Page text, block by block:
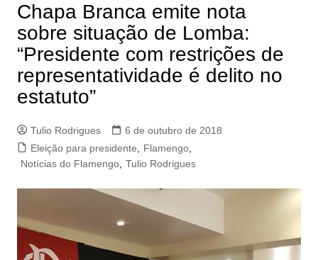
Chapa Branca emite nota
sobre situação de Lomba:
“Presidente com restrições de
representatividade é delito no
estatuto”
Tulio Rodrigues
6 de outubro de 2018
Eleição para presidente
Flamengo,
Notícias do Flamengo, Tulio Rodrigues